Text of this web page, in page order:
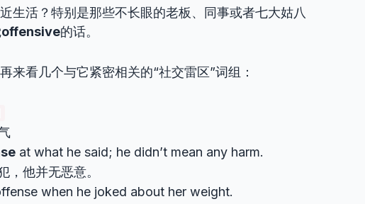
生活？特别是那些不长眼的老板、同事或者七大姑八
offensive的话。
来看几个与它紧密相关的“社交雷区”词组：
at what he said; he didn’t mean any harm.
，他并无恶意。
when he joked about her weight.